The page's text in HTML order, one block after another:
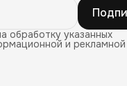
обработку указанных
и